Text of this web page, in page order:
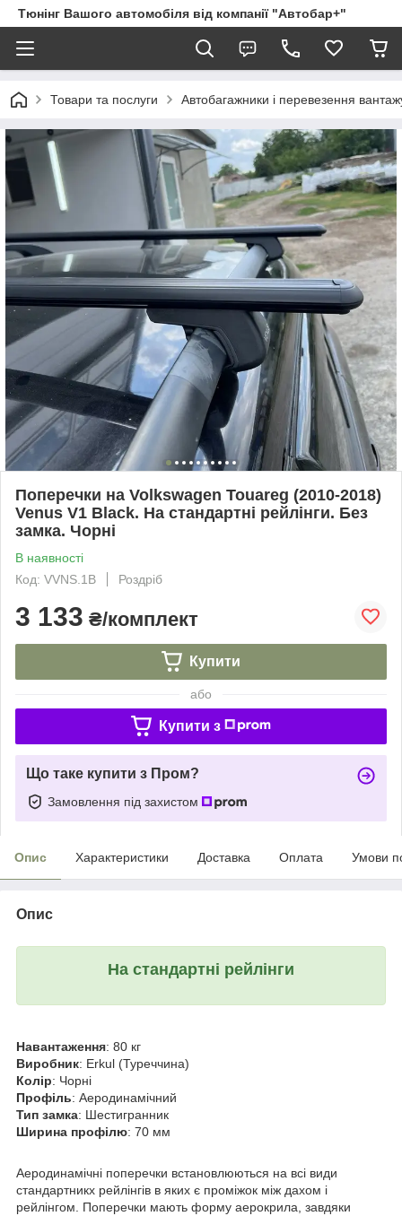
Тюнінг Вашого автомобіля від компанії "Автобар+"
Товари та послуги Автобагажники і перевезення
Поперечки на Volkswagen Touareg (2010-2018)
Venus V1 Black. На стандартні рейлінги. Без
замка. Чорні
В наявності
Код: VVNS.1B
Роздріб
3 133 ₴/комплект
Купити
або
Купити з
Що таке купити з Пром?
Замовлення під захистом
Опис Характеристики Доставка Оплата Умови
Опис
На стандартні рейлінги
Навантаження: 80 кг
Виробник: Erkul (Туреччина)
Колір: Чорні
Профіль: Аеродинамічний
Тип замка: Шестигранник
Ширина профілю: 70 мм
Аеродинамічні поперечки встановлюються на всі види
стандартникх рейлінгів в яких є проміжок між дахом і
рейлінгом. Поперечки мають форму аерокрила, завдяки